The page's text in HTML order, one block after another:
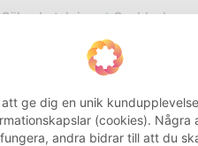
Säker betalning Snabba
ge dig en unik
(cookies). Några
andra bidrar till att du